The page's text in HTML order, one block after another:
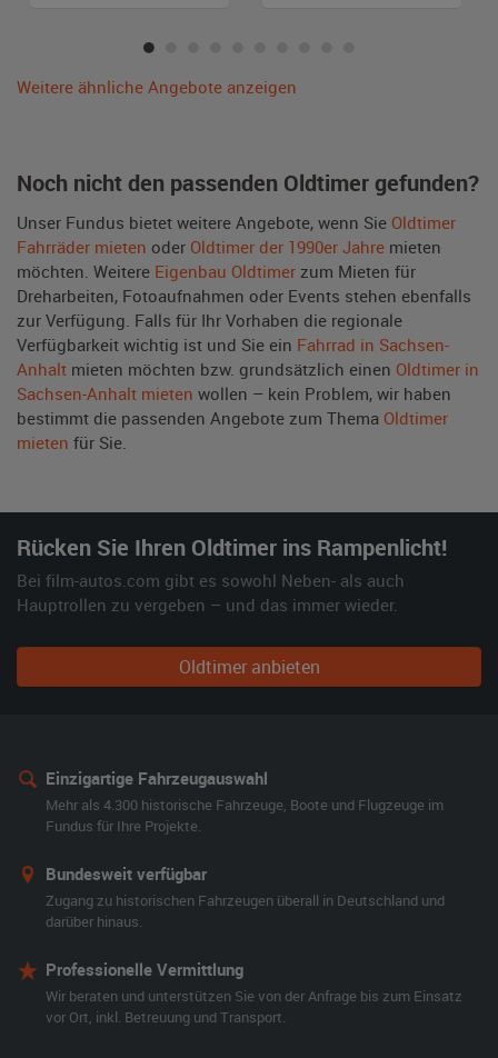
Weitere ähnliche Angebote anzeigen
Noch nicht den passenden Oldtimer gefunden?
Unser Fundus bietet weitere Angebote, wenn Sie Oldtimer
Fahrräder mieten oder Oldtimer der 1990er Jahre mieten
möchten. Weitere Eigenbau Oldtimer zum Mieten für
Dreharbeiten, Fotoaufnahmen oder Events stehen ebenfalls
zur Verfügung. Falls für Ihr Vorhaben die regionale
Verfügbarkeit wichtig ist und Sie ein Fahrrad in Sachsen-
Anhalt mieten möchten bzw. grundsätzlich einen Oldtimer in
Sachsen-Anhalt mieten wollen – kein Problem, wir haben
bestimmt die passenden Angebote zum Thema Oldtimer
mieten für Sie.
Rücken Sie Ihren Oldtimer ins Rampenlicht!
Bei film-autos.com gibt es sowohl Neben- als auch
Hauptrollen zu vergeben – und das immer wieder.
Oldtimer anbieten
Einzigartige Fahrzeugauswahl
Mehr als 4.300 historische Fahrzeuge, Boote und Flugzeuge im
Fundus für Ihre Projekte.
Bundesweit verfügbar
Zugang zu historischen Fahrzeugen überall in Deutschland und
darüber hinaus.
Professionelle Vermittlung
Wir beraten und unterstützen Sie von der Anfrage bis zum Einsatz
vor Ort, inkl. Betreuung und Transport.